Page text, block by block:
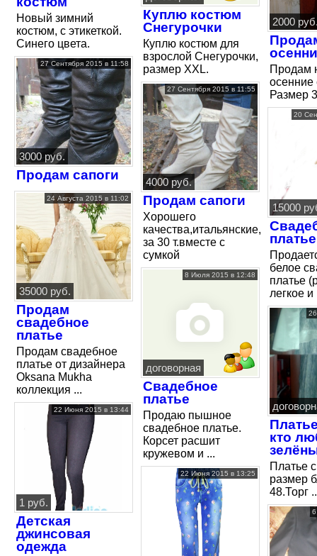
Новый зимний
костюм, с этикеткой.
Синего цвета.
27 Сентября 2015 в 11:58
3000 руб.
Продам сапоги
24 Августа 2015 в 11:02
35000 руб.
Продам
свадебное
платье
Продам свадебное
платье от дизайнера
Oksana Mukha
коллекция ...
22 Июня 2015 в 13:44
1 руб.
Детская
джинсовая
одежда
Куплю костюм
Снегурочки
Куплю костюм для
взрослой Снегурочки,
размер ХХL.
27 Сентября 2015 в 11:55
4000 руб.
Продам сапоги
Хорошего
качества,итальянские,покупали
за 30 т.вместе с
сумкой
8 Июля 2015 в 12:48
договорная
Свадебное
платье
Продаю пышное
свадебное платье.
Корсет расшит
кружевом и ...
22 Июня 2015 в 13:25
2000
Продам
осенние
Размер
20
15000
платье
белое
платье
легкое и
кто
Платье
размер
48.Торг